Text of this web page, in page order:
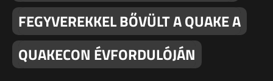
FEGYVEREKKEL BŐVÜLT A QUAKE A
QUAKECON ÉVFORDULÓJÁN